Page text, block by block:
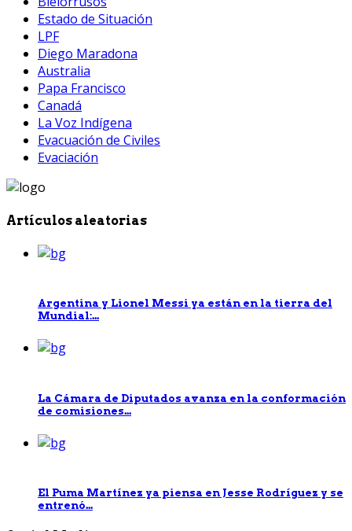
Estado de Situación
LPF
Diego Maradona
Australia
Papa Francisco
Canadá
La Voz Indígena
Evacuación de Civiles
Evaciación
Artículos aleatorias
Argentina y Lionel Messi ya están en la tierra del
Mundial:...
La Cámara de Diputados avanza en la conformación
de comisiones...
El Puma Martínez ya piensa en Jesse Rodríguez y se
entrenó...